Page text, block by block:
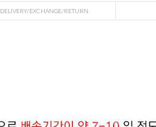
DELIVERY/EXCHANGE/RETURN